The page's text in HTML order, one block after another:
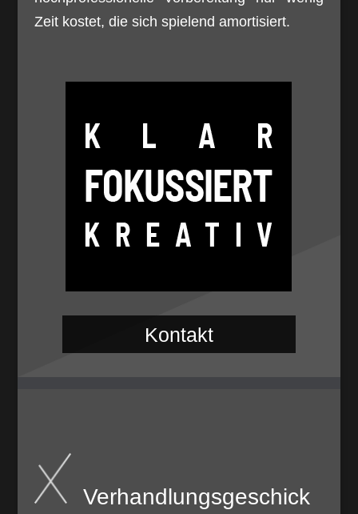
Zeit kostet, die sich spielend amortisiert.
Kontakt
Verhandlungsgeschick